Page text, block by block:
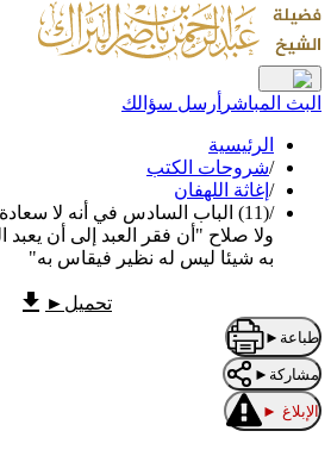
البث المباشر أرسل سؤالك
الرئيسية
/شروحات الكتب
/ إغاثة اللهفان
/
(11) الباب السادس في أنه لا
ولا صلاح "أن فقر العبد إلى أن
به شيئا ليس له نظير فيقاس به"
تحميل ►
طباعة ►
مشاركة ►
الإبلاغ ►